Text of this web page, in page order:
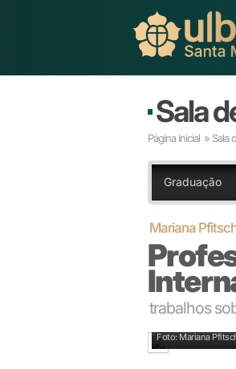
Sala
Página Inicial » Sala
Graduação
Mariana
trabalhos
Foto: Mariana